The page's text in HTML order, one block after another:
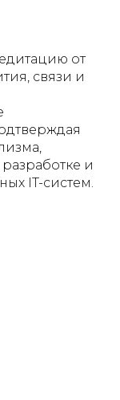
от
связи и
и
IT-систем.